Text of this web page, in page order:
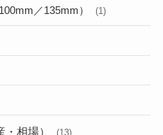
／135mm） (1)
・相場） (13)